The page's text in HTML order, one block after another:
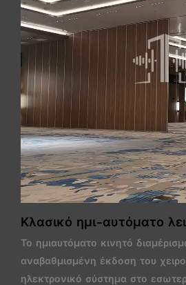
Κλασικό ημι-αυτόματο
α
Το ημιαυτόματο κινητό
αναβαθμισμένη έκδοση του
ηλεκτρονικό σύστημα στο